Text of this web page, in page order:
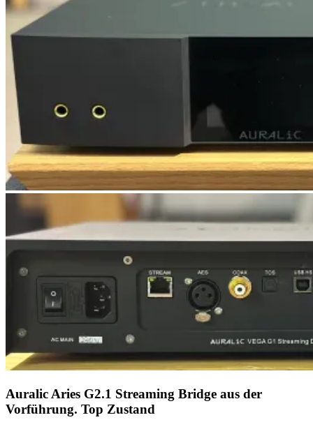
Auralic Aries G2.1 Streaming Bridge aus der
Vorführung. Top Zustand